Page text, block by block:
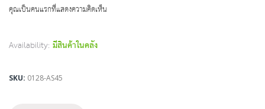
คุณเป็นคนแรกที่แสดงความคิดเห็น
Availability: มีสินค้าในคลัง
SKU 0128-AS45